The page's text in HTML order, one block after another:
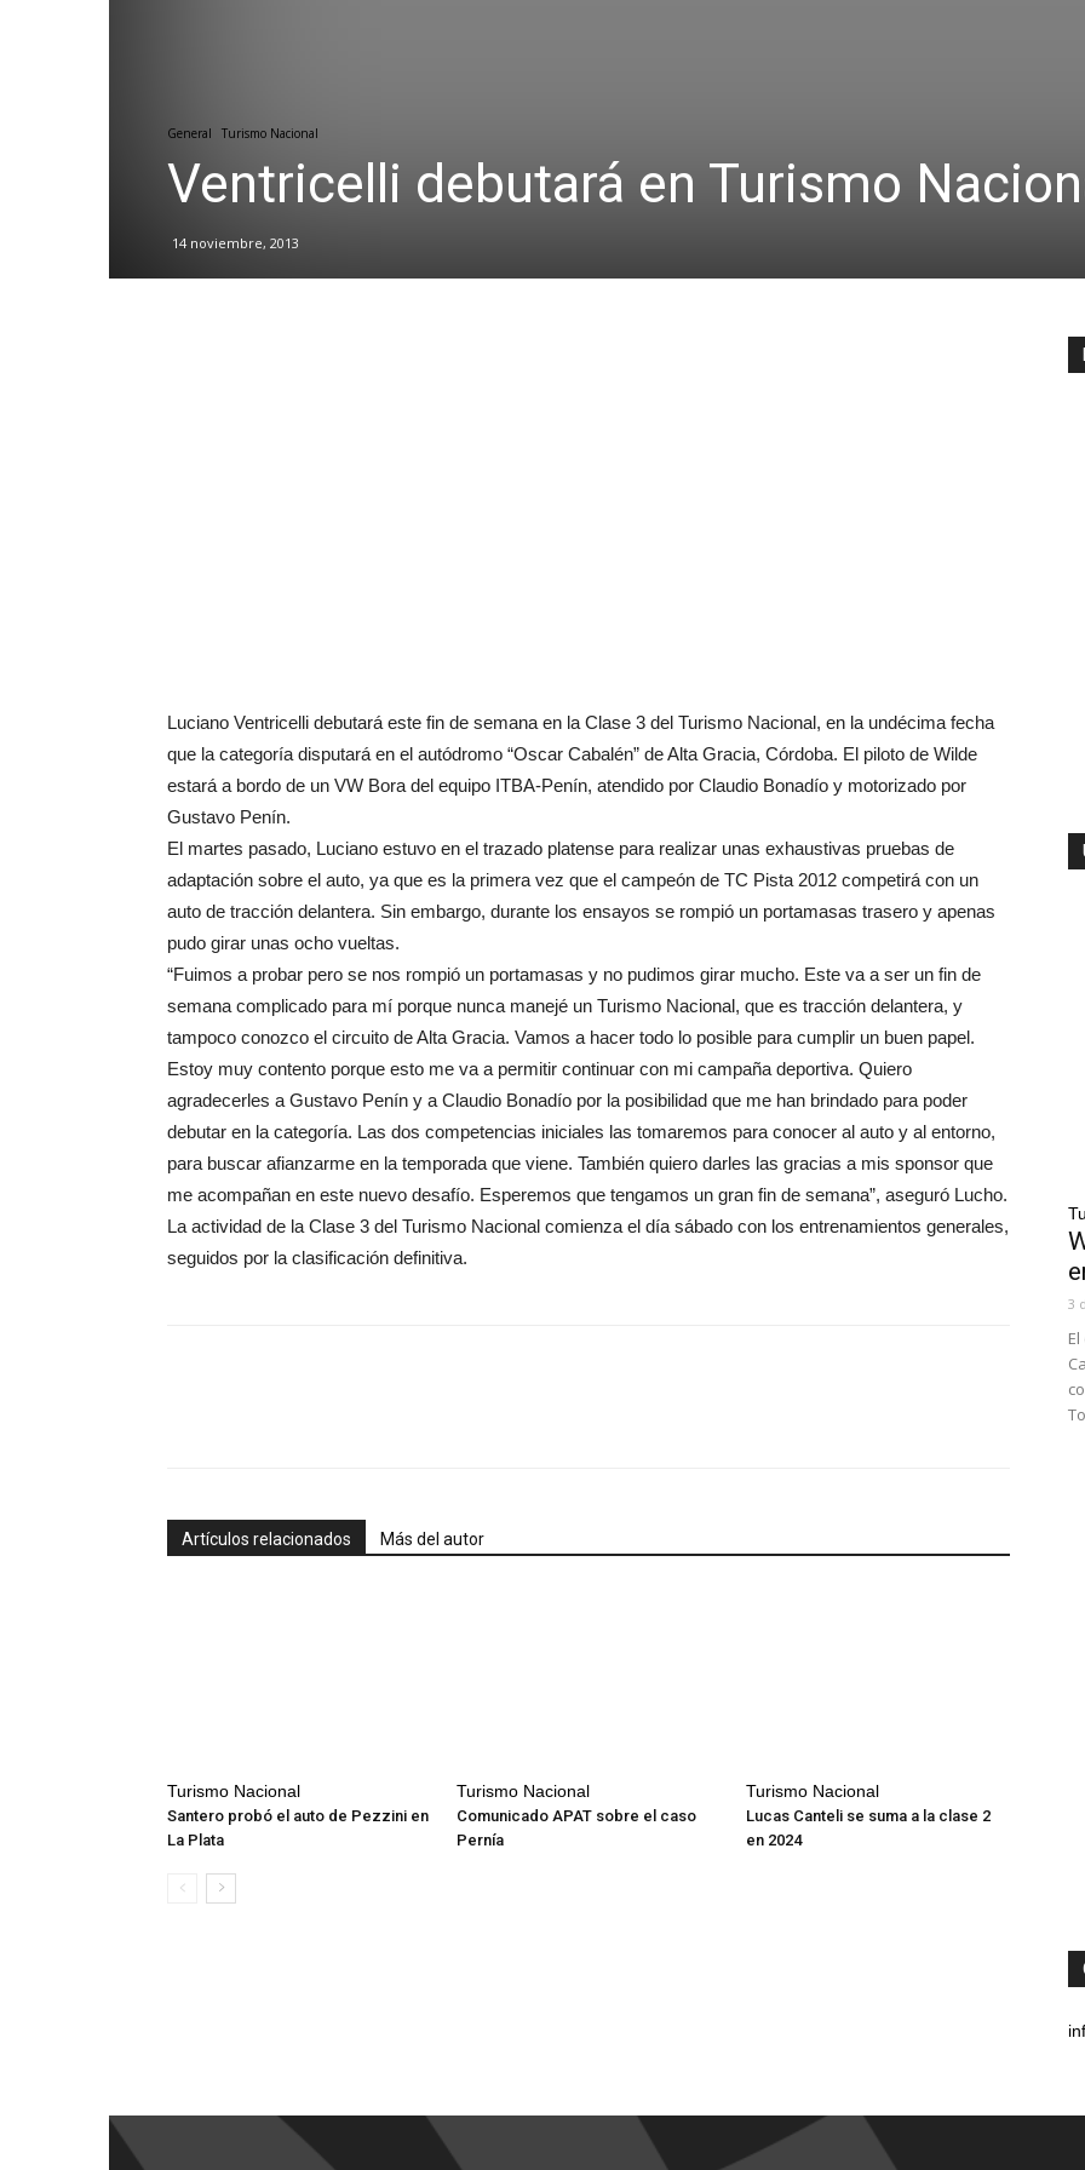
General Turismo Nacional
Ventricelli debutará en Turismo
14 noviembre, 2013
Luciano Ventricelli debutará este fin de semana en la Clase 3 del Turismo Nacional, en la undécima fecha
que la categoría disputará en el autódromo “Oscar Cabalén” de Alta Gracia, Córdoba. El piloto de Wilde
estará a bordo de un VW Bora del equipo ITBA-Penín, atendido por Claudio Bonadío y motorizado por
Gustavo Penín.
El martes pasado, Luciano estuvo en el trazado platense para realizar unas exhaustivas pruebas de
adaptación sobre el auto, ya que es la primera vez que el campeón de TC Pista 2012 competirá con un
auto de tracción delantera. Sin embargo, durante los ensayos se rompió un portamasas trasero y apenas
pudo girar unas ocho vueltas.
“Fuimos a probar pero se nos rompió un portamasas y no pudimos girar mucho. Este va a ser un fin de
semana complicado para mí porque nunca manejé un Turismo Nacional, que es tracción delantera, y
tampoco conozco el circuito de Alta Gracia. Vamos a hacer todo lo posible para cumplir un buen papel.
Estoy muy contento porque esto me va a permitir continuar con mi campaña deportiva. Quiero
agradecerles a Gustavo Penín y a Claudio Bonadío por la posibilidad que me han brindado para poder
debutar en la categoría. Las dos competencias iniciales las tomaremos para conocer al auto y al entorno,
para buscar afianzarme en la temporada que viene. También quiero darles las gracias a mis sponsor que
me acompañan en este nuevo desafío. Esperemos que tengamos un gran fin de semana”, aseguró Lucho.
La actividad de la Clase 3 del Turismo Nacional comienza el día sábado con los entrenamientos generales,
seguidos por la clasificación definitiva.
Artículos relacionados Más del autor
Turismo Nacional
Santero probó el auto de Pezzini en
La Plata
Turismo Nacional
Comunicado APAT sobre el caso
Pernía
Turismo Nacional
Lucas Canteli se suma a la clase 2
en 2024
3